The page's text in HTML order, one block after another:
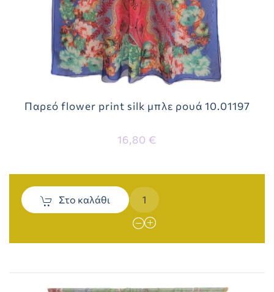
Παρεό flower print silk μπλε ρουά 10.01197
16,80 €
Στο καλάθι